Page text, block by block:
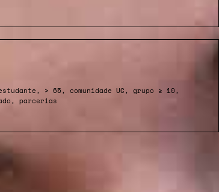
> 65, comunidade UC, grupo ≥ 10,
parcerias